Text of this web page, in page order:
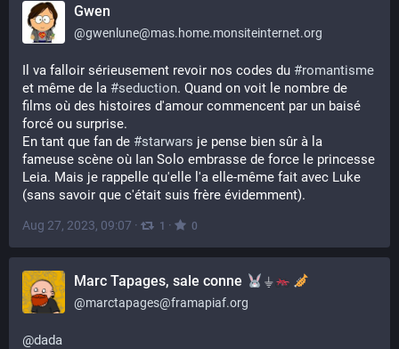
Gwen
@gwenlune@mas.home.monsiteinternet.org
Il va falloir sérieusement revoir nos codes du #romantisme
et même de la #seduction. Quand on voit le nombre de
films où des histoires d'amour commencent par un baisé
forcé ou surprise.
En tant que fan de #starwars je pense bien sûr à la
fameuse scène où Ian Solo embrasse de force le princesse
Leia. Mais je rappelle qu'elle l'a elle-même fait avec Luke
(sans savoir que c'était suis frère évidemment).
Aug 27, 2023, 09:07 · 1 · 0
Marc Tapages, sale conne ⏚
@marctapages@framapiaf.org
@dada